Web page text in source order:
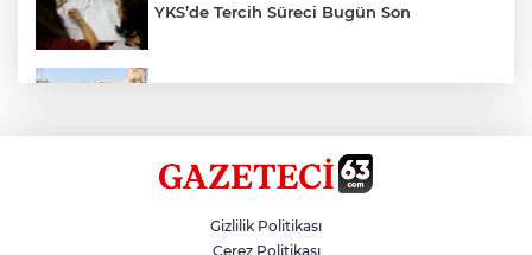
YKS’de Tercih Süreci Bugün Son
Zincirleme Kazada 7 Kişi Yaralandı
Gizlilik Politikası
Çerez Politikası